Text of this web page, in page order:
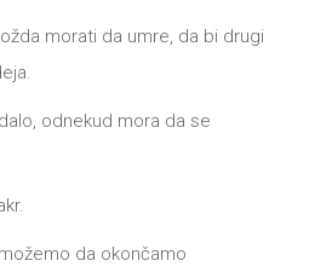
morati da umre, da bi drugi
odnekud mora da se
da okončamo